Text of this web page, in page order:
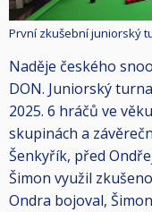
První zkušební juniorský
Naděje českého
DON. Juniorský
2025. 6 hráčů ve
skupinách a
Šenkyřík, před
Šimon využil
Ondra bojoval,